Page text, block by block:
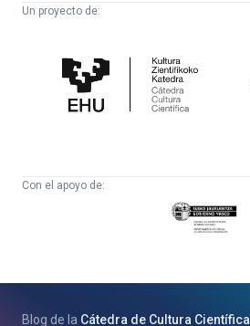
Un proyecto de:
Cultura
Científica
Con el apoyo de:
Eusko
Jaurlaritza
eta
Blog de la Cátedra de Cultura Científica